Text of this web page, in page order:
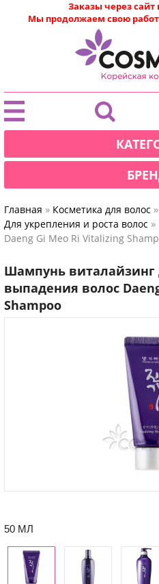
Заказы через
Мы продолжаем свою
Главная » Косметика для волос »
Для укрепления и роста волос »
Daeng Gi Meo Ri Vitalizing
Шампунь
выпадения волос
Shampoo
50 МЛ